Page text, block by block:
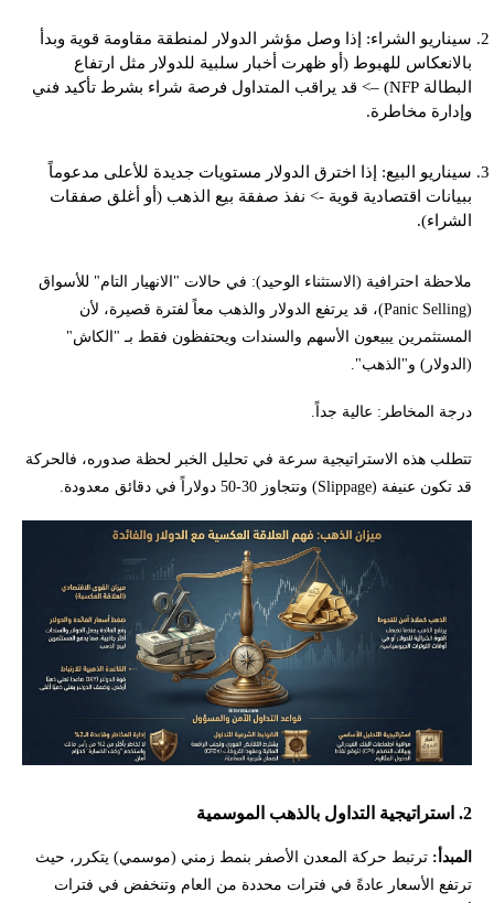
سيناريو الشراء: إذا وصل مؤشر الدولار لمنطقة مقاومة قوية وبدأ
بالانعكاس للهبوط (أو ظهرت أخبار سلبية للدولار مثل ارتفاع
البطالة NFP) –> قد يراقب المتداول فرصة شراء بشرط تأكيد فني
وإدارة مخاطرة.
سيناريو البيع: إذا اخترق الدولار مستويات جديدة للأعلى مدعوماً
ببيانات اقتصادية قوية -> نفذ صفقة بيع الذهب (أو أغلق صفقات
الشراء).
ملاحظة احترافية (الاستثناء الوحيد): في حالات "الانهيار التام" للأسواق
(Panic Selling)، قد يرتفع الدولار والذهب معاً لفترة قصيرة، لأن
المستثمرين يبيعون الأسهم والسندات ويحتفظون فقط بـ "الكاش"
(الدولار) و"الذهب".
درجة المخاطر: عالية جداً.
تتطلب هذه الاستراتيجية سرعة في تحليل الخبر لحظة صدوره، فالحركة
قد تكون عنيفة (Slippage) وتتجاوز 30-50 دولاراً في دقائق معدودة.
2. استراتيجية التداول بالذهب الموسمية
المبدأ: ترتبط حركة المعدن الأصفر بنمط زمني (موسمي) يتكرر، حيث
ترتفع الأسعار عادةً في فترات محددة من العام وتنخفض في فترات